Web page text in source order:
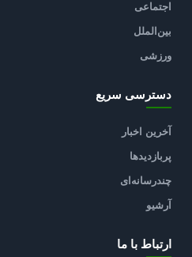
اجتماعی
بین‌الملل
ورزشی
دسترسی سریع
آخرین اخبار
پربازدیدها
چندرسانه‌ای
آرشیو
ارتباط با ما